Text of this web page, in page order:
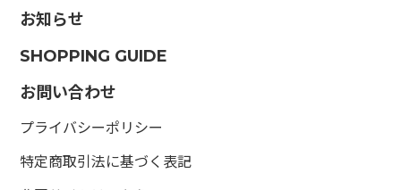
お知らせ
SHOPPING GUIDE
お問い合わせ
プライバシーポリシー
特定商取引法に基づく表記